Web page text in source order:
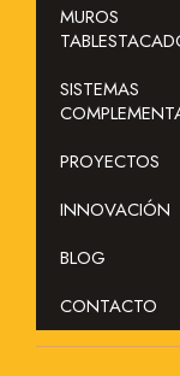
MUROS
SISTEMAS
PROYECTOS
INNOVACIÓN
BLOG
CONTACTO